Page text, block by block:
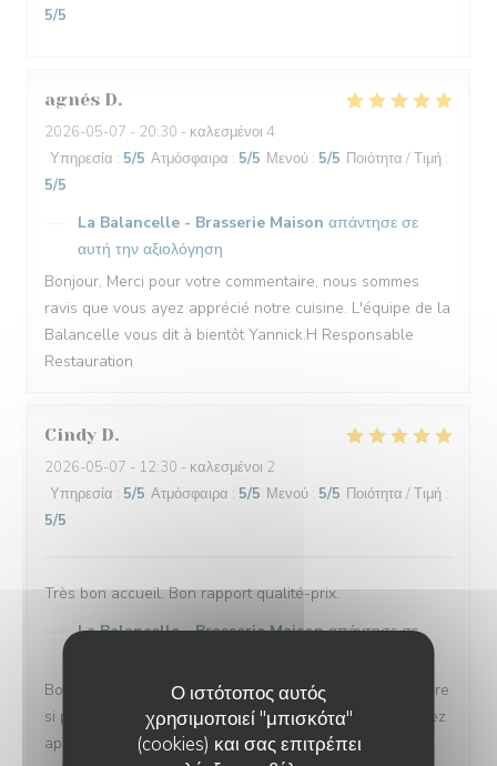
Ο ιστότοπος αυτός
χρησιμοποιεί "μπισκότα"
(cookies) και σας επιτρέπει
5/5
agnés D
2026-05-07 - 20:30 - καλεσμένοι 4
Υπηρεσία : 5/5 Ατμόσφαιρα : 5/5 Μενού : 5/5 Ποιότητα / Τιμή :
5/5
La Balancelle - Brasserie Maison απάντησε σε
αυτή την αξιολόγηση
Bonjour, Merci pour votre commentaire, nous sommes
ravis que vous ayez apprécié notre cuisine. L'équipe de la
Balancelle vous dit à bientôt Yannick.H Responsable
Restauration
Cindy D
2026-05-07 - 12:30 - καλεσμένοι 2
Υπηρεσία : 5/5 Ατμόσφαιρα : 5/5 Μενού : 5/5 Ποιότητα / Τιμή :
5/5
Très bon accueil. Bon rapport qualité-prix.
La Balancelle - Brasserie Maison απάντησε σε
Bonjour Madame, Un grand merci pour votre commentaire
si positif ! Nous sommes ravis d'apprendre que vous avez
apprécié votre passage dans notre restaurant. Votre